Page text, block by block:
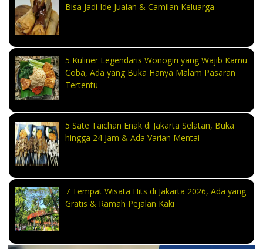
Bisa Jadi Ide Jualan & Camilan Keluarga
5 Kuliner Legendaris Wonogiri yang Wajib Kamu
Coba, Ada yang Buka Hanya Malam Pasaran
Tertentu
5 Sate Taichan Enak di Jakarta Selatan, Buka
hingga 24 Jam & Ada Varian Mentai
7 Tempat Wisata Hits di Jakarta 2026, Ada yang
Gratis & Ramah Pejalan Kaki